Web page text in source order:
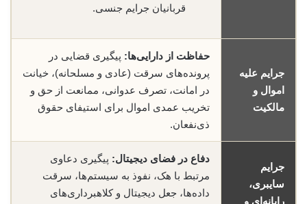
قربانیان جرایم جنسی.
جرایم علیه
اموال و
مالکیت
حفاظت از دارایی‌ها: پیگیری قضایی در
پرونده‌های سرقت (عادی و مسلحانه)، خیانت
در امانت، تصرف عدوانی، ممانعت از حق و
تخریب عمدی اموال برای استیفای حقوق
ذی‌نفعان.
جرایم
سایبری،
رایانه‌ای و
دفاع در فضای دیجیتال: پیگیری دعاوی
مرتبط با هک، نفوذ به سیستم‌ها، سرقت
داده‌ها، جعل دیجیتال و کلاهبرداری‌های